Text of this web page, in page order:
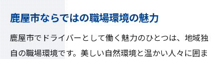
仕事
地域経済に与えるドライバー職の影響
ブロイラー運搬がもたらす経済効果
鹿屋市ならではの職場環境の魅力
鹿屋市でドライバーとして働く魅力のひとつは、地域独
自の職場環境です。美しい自然環境と温かい人々に囲ま